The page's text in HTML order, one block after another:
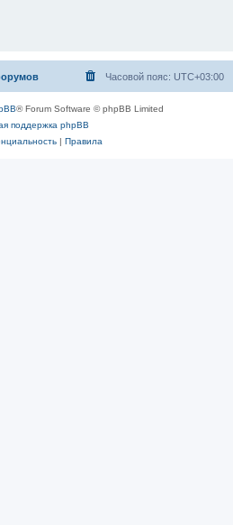
Часовой пояс: UTC+03:00
® Forum Software © phpBB Limited
поддержка phpBB
| Правила